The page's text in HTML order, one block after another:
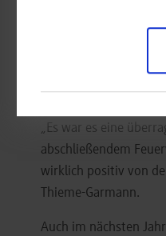
Es fand ein reger
persönlicher, als
auf drei Spieler
von der DHBW
„Es war es eine
abschließendem
wirklich positiv von
Thieme-Garmann.
Auch im nächsten